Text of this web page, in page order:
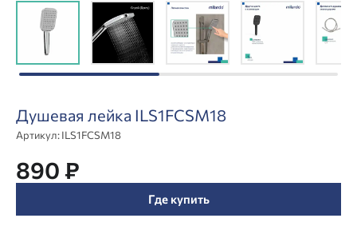
Душевая лейка ILS1FCSM18
Артикул:ILS1FCSM18
890 ₽
Где купить